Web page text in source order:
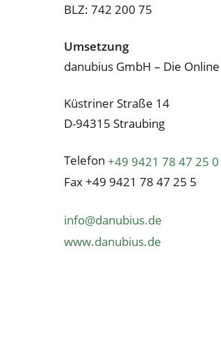
BLZ: 742 200 75
Um­set­zung
da­nu­bi­us GmbH – Die
Küstri­ner Stra­ße 14
D-94315 Strau­bing
Te­le­fon +49 9421 78 47 25 0
Fax +49 9421 78 47 25 5
info@​danubius.​de
www.​danubius.​de